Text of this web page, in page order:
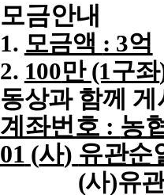
모금안내
1. 모금액 : 3억
2. 100만 (1구좌
동상과 함께
계좌번호 : 농
01 (사) 유관순
(사)유